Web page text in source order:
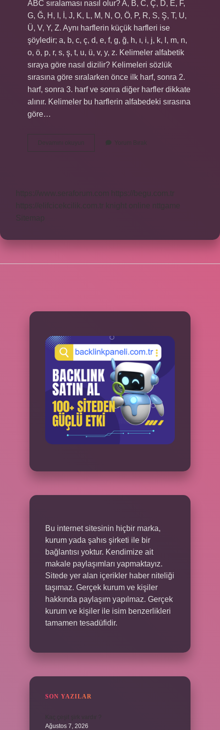
ABC sıralaması nasıl olur? A, B, C, Ç, D, E, F,
G, Ğ, H, I, İ, J, K, L, M, N, O, Ö, P, R, S, Ş, T, U,
Ü, V, Y, Z. Aynı harflerin küçük harfleri ise
şöyledir; a, b, c, ç, d, e, f, g, ğ, h, ı, i, j, k, l, m, n,
o, ö, p, r, s, ş, t, u, ü, v, y, z. Kelimeler alfabetik
sıraya göre nasıl dizilir? Kelimeleri sözlük
sırasına göre sıralarken önce ilk harf, sonra 2.
harf, sonra 3. harf ve sonra diğer harfler dikkate
alınır. Kelimeler bu harflerin alfabedeki sırasına
göre…
Devamını okuyun
Alfabetik
Sıralama
Yorum Bırak
https://www.seraforum.com
https://begu.com.tr
https://elifcicekcilik.com.tr knight online nttgame
Sitemap
Bu internet sitesinin hiçbir marka,
kurum yada şahıs şirketi ile bir
bağlantısı yoktur. Kendimize ait
makale paylaşımları yapmaktayız.
Sitede yer alan içerikler haber niteliği
taşımaz. Gerçek kurum ve kişiler
hakkında paylaşım yapılmaz. Gerçek
kurum ve kişiler ile isim benzerlikleri
tamamen tesadüfidir.
SON YAZILAR
Ağustos 7, 2026